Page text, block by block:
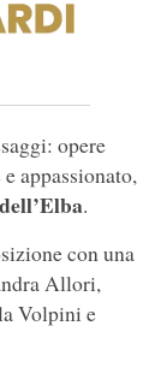
opere
appassionato,
.
con una
Allori,
Volpini e